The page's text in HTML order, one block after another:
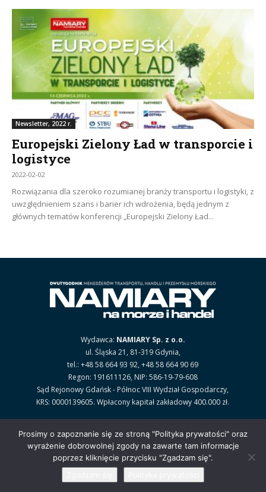
Newsletter, 2022 r.
Europejski Zielony Ład w transporcie i
logistyce
2022-02-02
Rozwiązania dla szeroko rozumianej branży transportu i logistyki, z
uwzględnieniem szans i barier ich wdrożenia, będą jednym z
głównych tematów konferencji „Europejski Zielony Ład...
Wydawca: NAMIARY Sp. z o.o.
ul. Śląska 21, 81-319 Gdynia,
tel.: +48 58 664 93 92, +48 58 664 90 69
Regon: 191611126, NIP: 586-19-79-608
Sąd Rejonowy Gdańsk - Północ VIII Wydział Gospodarczy,
KRS: 0000139605. Wpłacony kapitał zakładowy 400.000 zł.
Prosimy o zapoznanie się ze stroną "Polityka prywatości" oraz
wyrażenie dobrowolnej zgody na zawarte tam informacje
poprzez kliknięcie przycisku "Zgadzam się".